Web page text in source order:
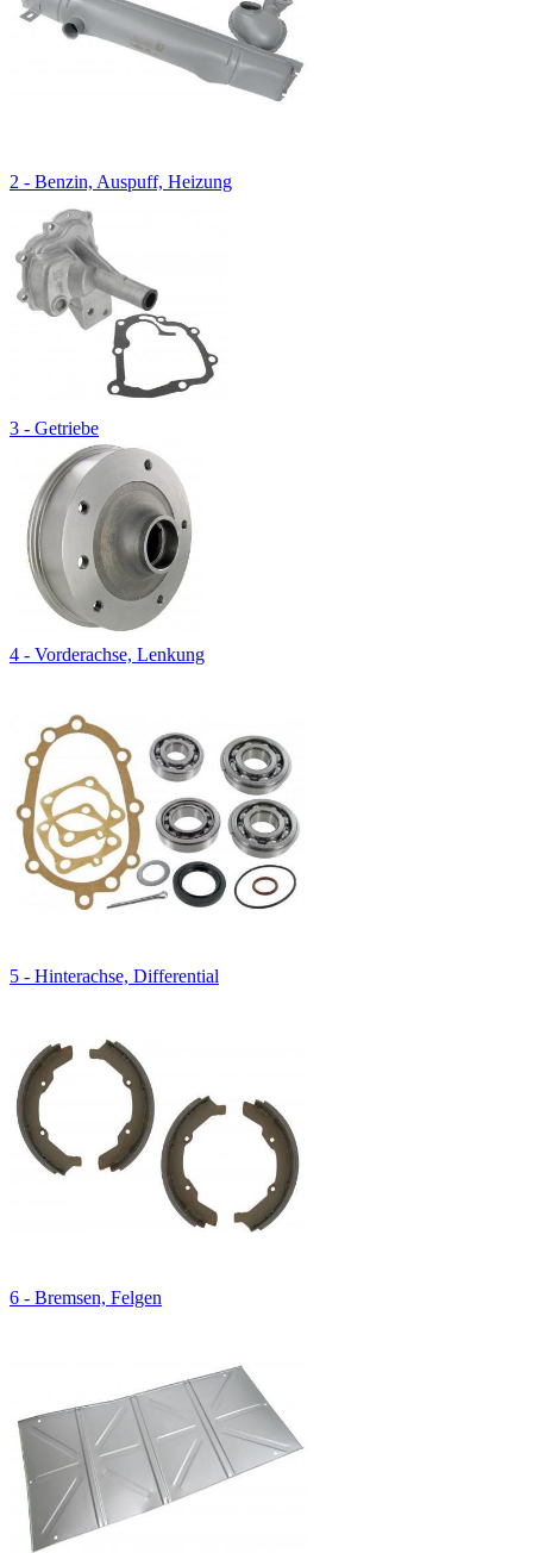
2 - Benzin, Auspuff, Heizung
3 - Getriebe
4 - Vorderachse, Lenkung
5 - Hinterachse, Differential
6 - Bremsen, Felgen